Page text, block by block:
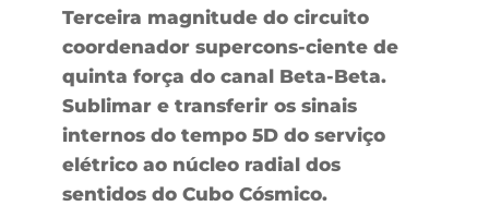
Terceira magnitude do circuito
coordenador supercons-ciente de
quinta força do canal Beta-Beta.
Sublimar e transferir os sinais
internos do tempo 5D do serviço
elétrico ao núcleo radial dos
sentidos do Cubo Cósmico.